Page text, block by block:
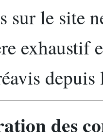
sur le site
exhaustif
des